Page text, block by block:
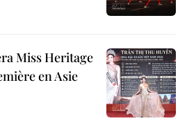
Miss Heritage
en Asie